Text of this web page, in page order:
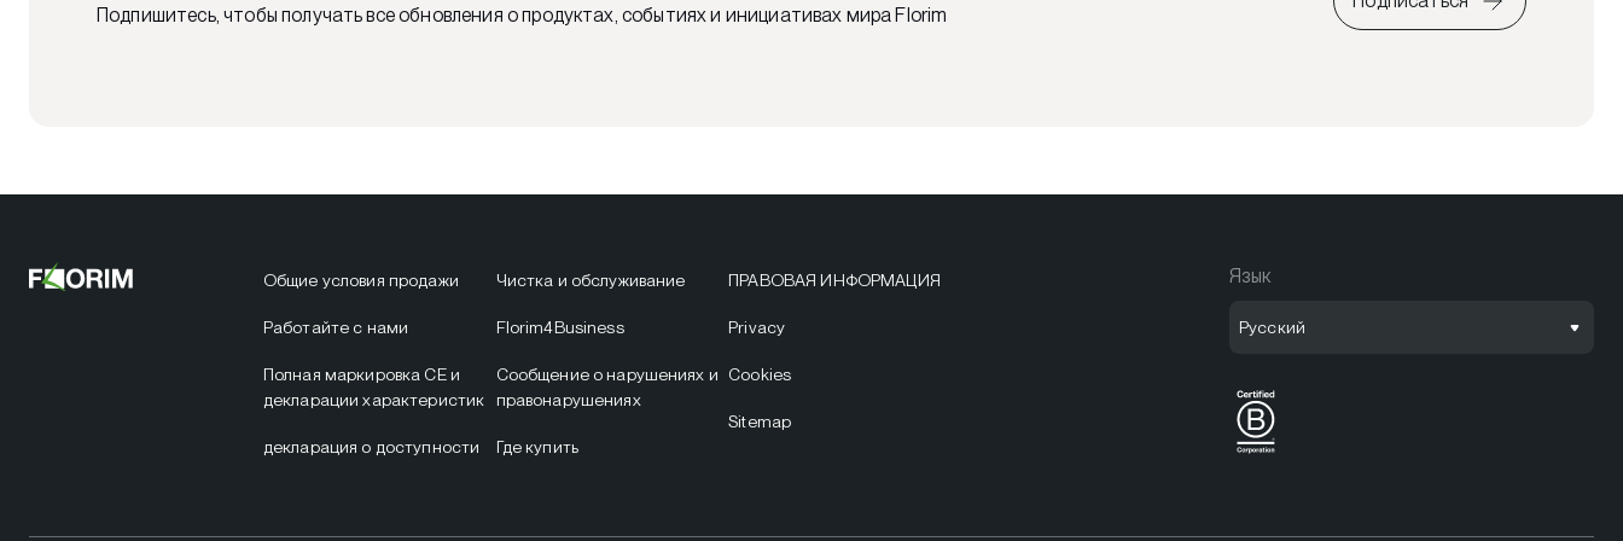
Подпишитесь, чтобы получать все обновления о продуктах, событиях и инициативах мира Florim
Общие условия продажи
Работайте с нами
Полная маркировка CE и
декларации характеристик
декларация о доступности
Чистка и обслуживание
Florim4Business
Сообщение о нарушениях и
правонарушениях
Где купить
ПРАВОВАЯ ИНФОРМАЦИЯ
Privacy
Cookies
Sitemap
Язык
Русский